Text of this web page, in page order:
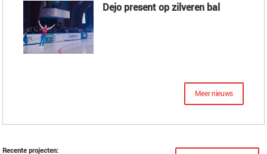
Dejo present op zilveren bal
Meer nieuws
Recente projecten: